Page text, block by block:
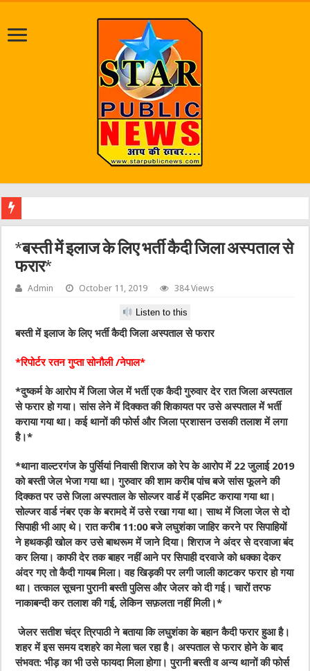
*बस्ती में इलाज के लिए भर्ती कैदी जिला अस्पताल से
फरार*
Admin October 11, 2019 384 Views
Listen to this
बस्ती में इलाज के लिए भर्ती कैदी जिला अस्पताल से फरार
*रिपोर्टर रतन गुप्ता सोनौली /नेपाल*
*दुष्कर्म के आरोप में जिला जेल में भर्ती एक कैदी गुरुवार देर रात जिला अस्पताल
से फरार हो गया। सांस लेने में दिक्कत की शिकायत पर उसे अस्पताल में भर्ती
कराया गया था। कई थानों की फोर्स और जिला प्रशासन उसकी तलाश में लगा
है।*
*थाना वाल्टरगंज के पुर्सियां निवासी शिराज को रेप के आरोप में 22 जुलाई 2019
को बस्ती जेल भेजा गया था। गुरुवार की शाम करीब पांच बजे सांस फूलने की
दिक्कत पर उसे जिला अस्पताल के सोल्जर वार्ड में एडमिट कराया गया था।
सोल्जर वार्ड नंबर एक के बरामदे में उसे रखा गया था। साथ में जिला जेल से दो
सिपाही भी आए थे। रात करीब 11:00 बजे लघुशंका जाहिर करने पर सिपाहियों
ने हथकड़ी खोल कर उसे बाथरूम में जाने दिया। शिराज ने अंदर से दरवाजा बंद
कर लिया। काफी देर तक बाहर नहीं आने पर सिपाही दरवाजे को धक्का देकर
अंदर गए तो कैदी गायब मिला। वह खिड़की पर लगी जाली काटकर फरार हो गया
था। तत्काल सूचना पुरानी बस्ती पुलिस और जेलर को दी गई। चारों तरफ
नाकाबन्दी कर तलाश की गई, लेकिन सफ़लता नहीं मिली।*
जेलर सतीश चंद्र त्रिपाठी ने बताया कि लघुशंका के बहान कैदी फरार हुआ है।
शहर में इस समय दशहरे का मेला चल रहा है। अस्पताल से फरार होने के बाद
संभवत: भीड़ का भी उसे फायदा मिला होगा। पुरानी बस्ती व अन्य थानों की फोर्स